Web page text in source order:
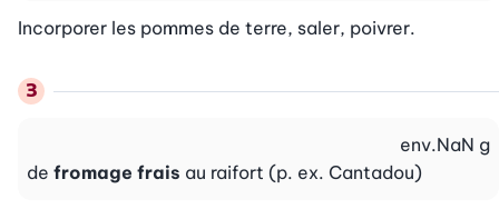
Incorporer les pommes de terre, saler, poivrer.
de fromage frais au raifort (p. ex. Cantadou)
env.NaN g